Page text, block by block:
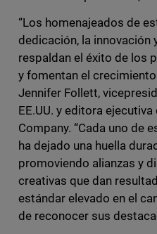
“Los homenajeados de
dedicación, la innovación
respaldan el éxito de los
y fomentan el
Jennifer Follett,
EE.UU. y editora ejecutiva
Company. “Cada uno de
ha dejado una huella
promoviendo alianzas y
creativas que dan
estándar elevado en el
de reconocer sus